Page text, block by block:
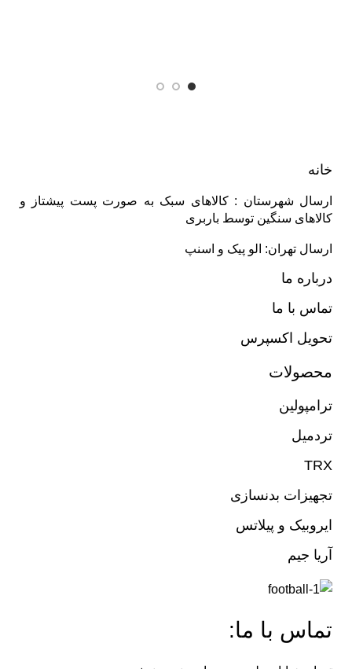
خانه
ارسال شهرستان : کالاهای سبک به صورت پست پیشتاز و
کالاهای سنگین توسط باربری
ارسال تهران: الو پیک و اسنپ
درباره ما
تماس با ما
تحویل اکسپرس
محصولات
ترامپولین
تردمیل
TRX
تجهیزات بدنسازی
ایروبیک و پیلاتس
آریا جیم
تماس با ما: